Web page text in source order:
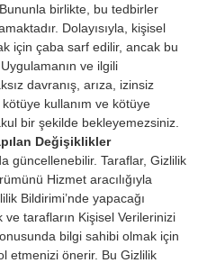
birlikte, bu tedbirler
Dolayısıyla, kişisel
için çaba sarf edilir, ancak bu
ve ilgili
davranış, arıza, izinsiz
kullanım ve kötüye
bir şekilde bekleyemezsiniz.
Değişiklikler
güncellenebilir. Taraflar, Gizlilik
Hizmet aracılığıyla
Bildirimi’nde yapacağı
tarafların Kişisel Verilerinizi
bilgi sahibi olmak için
etmenizi önerir. Bu Gizlilik